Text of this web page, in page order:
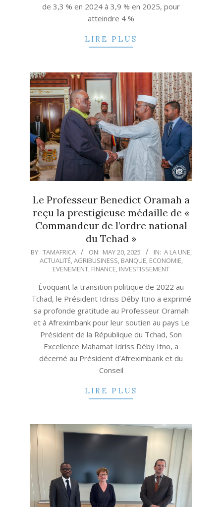
de 3,3 % en 2024 à 3,9 % en 2025, pour
atteindre 4 %
LIRE PLUS
Le Professeur Benedict Oramah a
reçu la prestigieuse médaille de «
Commandeur de l’ordre national
du Tchad »
2025-
05-
BY: TAMAFRICA ON: MAY 20, 2025 IN: A LA UNE,
ACTUALITÉ,AGRIBUSINESS, BANQUE, ECONOMIE,
EVENEMENT, FINANCE, INVESTISSEMENT
Évoquant la transition politique de 2022 au
Tchad, le Président Idriss Déby Itno a exprimé
sa profonde gratitude au Professeur Oramah
et à Afreximbank pour leur soutien au pays Le
Président de la République du Tchad, Son
Excellence Mahamat Idriss Déby Itno, a
décerné au Président d’Afreximbank et du
Conseil
LIRE PLUS